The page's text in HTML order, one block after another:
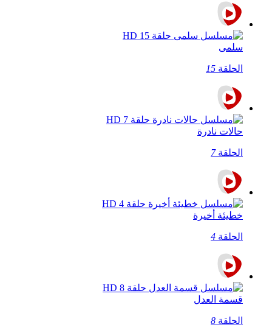
سلمى
الحلقة 15
حالات نادرة
الحلقة7
خطيئة أخيرة
الحلقة 4
قسمة العدل
الحلقة 8